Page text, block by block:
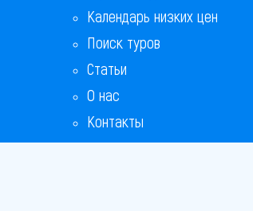
Календарь низких цен
Поиск туров
Статьи
О нас
Контакты
Бонусная программа